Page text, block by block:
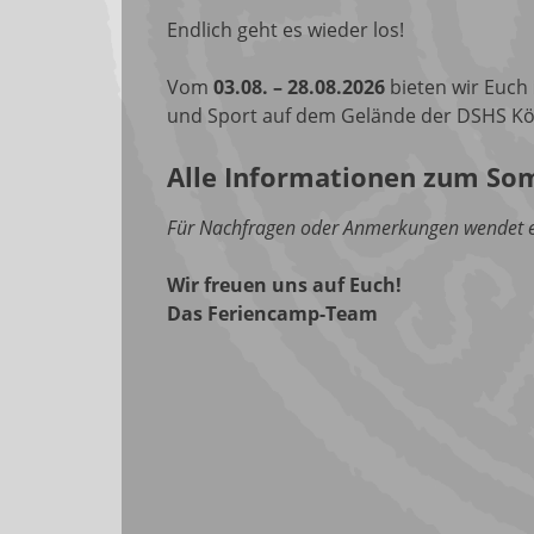
Endlich geht es wieder los!
Vom 03.08. – 28.08.2026 bieten wir
und Sport auf dem Gelände der DSHS
Alle Informationen zum
Für Nachfragen oder Anmerkungen wendet
Wir freuen uns auf Euch!
Das Feriencamp-Team